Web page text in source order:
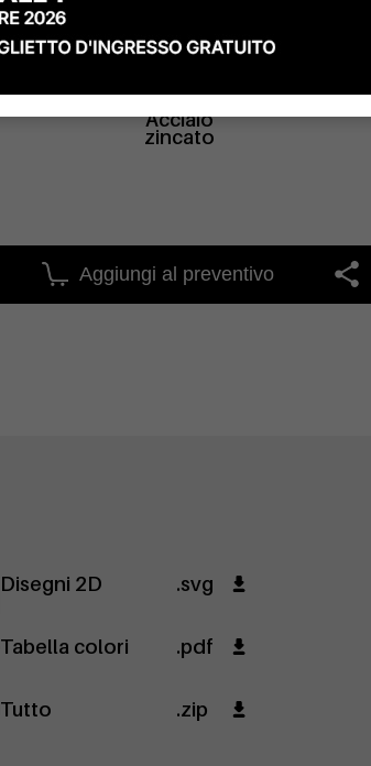
Acciaio
zincato
Aggiungi al preventivo
Disegni 2D .svg
Tabella colori .pdf
Tutto .zip